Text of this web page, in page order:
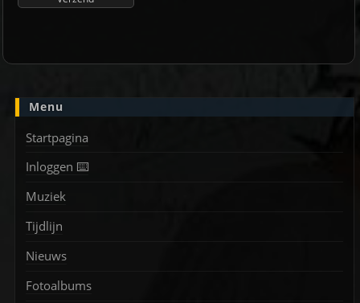
Menu
Startpagina
Inloggen ⌨️
Muziek
Tijdlijn
Nieuws
Fotoalbums